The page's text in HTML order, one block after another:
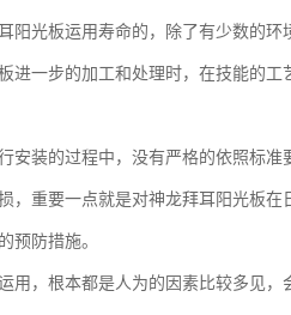
光板运用寿命的，除了有少数的环
进一步的加工和处理时，在技能的
安装的过程中，没有严格的依照标
，重要一点就是对神龙拜耳阳光板
预防措施。
用，根本都是人为的因素比较多见